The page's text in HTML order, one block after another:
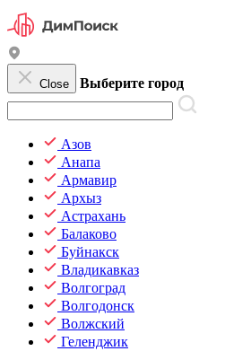
Close Выберите город
Азов
Анапа
Армавир
Архыз
Астрахань
Балаково
Буйнакск
Владикавказ
Волгоград
Волгодонск
Волжский
Геленджик